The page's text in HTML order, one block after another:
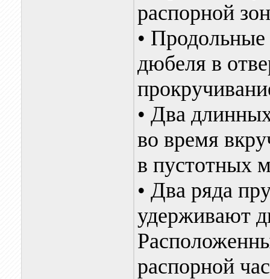
распорной
•
дюбеля в
• Два
во время
в пустотных
• Два ряда
удерживают
распорной